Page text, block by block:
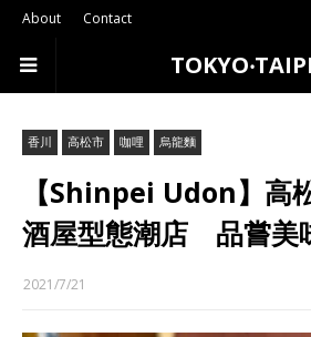
About Contact
香川 高松市 咖哩 烏龍麵
【Shinpei Udon】高
酒屋型態潮店 品嘗美
2021/7/21